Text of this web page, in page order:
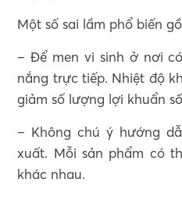
Một số sai lầm phổ biến
– Để men vi sinh ở nơi
nắng trực tiếp. Nhiệt độ
giảm số lượng lợi khuẩn
– Không chú ý hướng
xuất. Mỗi sản phẩm có
khác nhau.